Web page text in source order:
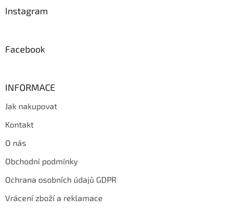
Instagram
Facebook
INFORMACE
Jak nakupovat
Kontakt
O nás
Obchodní podmínky
Ochrana osobních údajů GDPR
Vrácení zboží a reklamace